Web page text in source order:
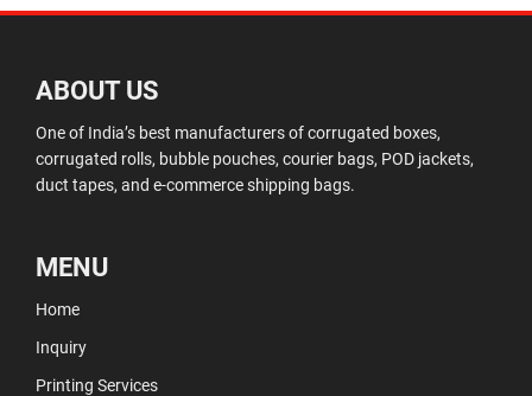
ABOUT US
One of India’s best manufacturers of corrugated boxes,
corrugated rolls, bubble pouches, courier bags, POD jackets,
duct tapes, and e-commerce shipping bags.
MENU
Home
Inquiry
Printing Services